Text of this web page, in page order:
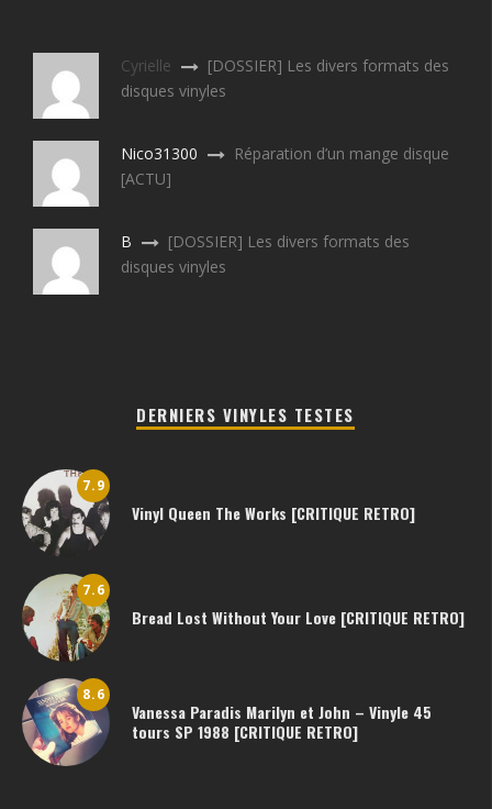
Cyrielle
[DOSSIER] Les divers formats des
disques vinyles
Nico31300
Réparation d’un mange disque
[ACTU]
B
[DOSSIER] Les divers formats des
disques vinyles
DERNIERS VINYLES TESTES
7.9
Vinyl Queen The Works [CRITIQUE RETRO]
7.6
Bread Lost Without Your Love [CRITIQUE RETRO]
8.6
Vanessa Paradis Marilyn et John – Vinyle 45
tours SP 1988 [CRITIQUE RETRO]